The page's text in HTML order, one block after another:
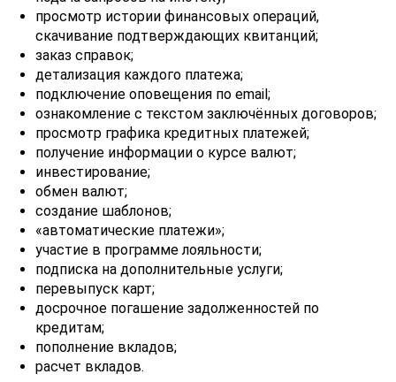
просмотр истории финансовых операций,
скачивание подтверждающих квитанций;
заказ справок;
детализация каждого платежа;
подключение оповещения по email;
ознакомление с текстом заключённых договоров;
просмотр графика кредитных платежей;
получение информации о курсе валют;
инвестирование;
обмен валют;
создание шаблонов;
«автоматические платежи»;
участие в программе лояльности;
подписка на дополнительные услуги;
перевыпуск карт;
досрочное погашение задолженностей по
кредитам;
пополнение вкладов;
расчет вкладов.